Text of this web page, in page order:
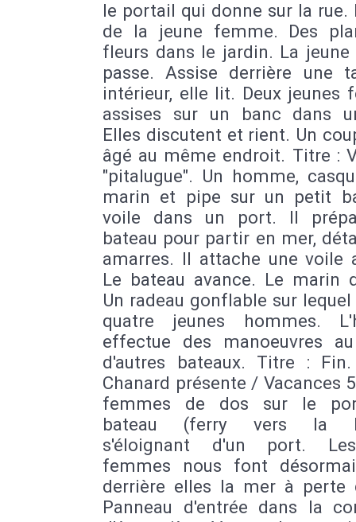
le portail qui donne sur la rue.
de la jeune femme. Des
fleurs dans le jardin. La
passe. Assise derrière une
intérieur, elle lit. Deux jeunes
assises sur un banc dans
Elles discutent et rient. Un
âgé au même endroit. Titre :
"pitalugue". Un homme,
marin et pipe sur un petit
voile dans un port. Il
bateau pour partir en mer,
amarres. Il attache une voile
Le bateau avance. Le marin
Un radeau gonflable sur
quatre jeunes hommes.
effectue des manoeuvres
d'autres bateaux. Titre :
Chanard présente / Vacances
femmes de dos sur le
bateau (ferry vers la
s'éloignant d'un port.
femmes nous font
derrière elles la mer à perte
Panneau d'entrée dans la